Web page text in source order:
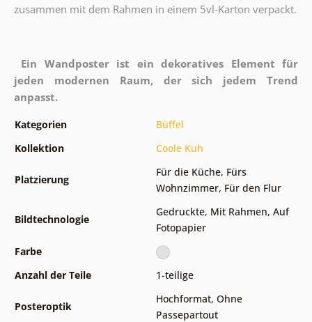
zusammen mit dem Rahmen in einem 5vl-Karton verpackt.
Ein Wandposter ist ein dekoratives Element für
jeden modernen Raum, der sich jedem Trend
anpasst.
Kategorien
Büffel
Kollektion
Coole Kuh
Platzierung
Für die Küche, Fürs
Wohnzimmer, Für den Flur
Bildtechnologie
Gedruckte, Mit Rahmen, Auf
Fotopapier
Farbe
Anzahl der Teile
1-teilige
Posteroptik
Hochformat, Ohne
Passepartout